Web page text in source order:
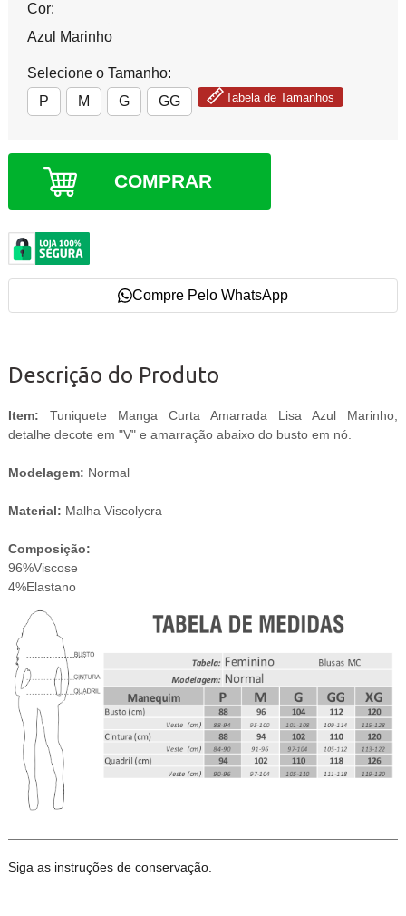
Cor:
Azul Marinho
Selecione o Tamanho:
P
M G GG Tabela de Tamanhos
COMPRAR
Compre Pelo WhatsApp
Descrição do Produto
Item: Tuniquete Manga Curta Amarrada Lisa Azul Marinho,
detalhe decote em "V" e amarração abaixo do busto em nó.
Modelagem: Normal
​Material: Malha Viscolycra
Composição:
96%Viscose
4%Elastano
Siga as instruções de conservação.